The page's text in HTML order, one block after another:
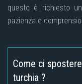
questo è richiesto un
pazienza e
Come ci
turchia ?